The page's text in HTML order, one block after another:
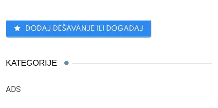
KATEGORIJE
ADS